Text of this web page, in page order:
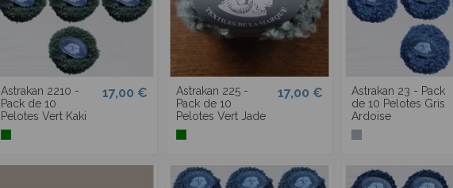
Astrakan 2210 -
Pack de 10
Pelotes Vert Kaki
17,00 €
Astrakan 225 -
Pack de 10
Pelotes Vert Jade
17,00 €
Astrakan 23 - Pack
de 10 Pelotes Gris
Ardoise